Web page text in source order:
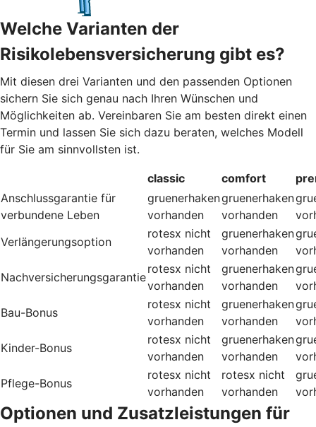
Welche Varianten der
Risikolebensversicherung gibt es?
Mit diesen drei Varianten und den passenden Optionen
sichern Sie sich genau nach Ihren Wünschen und
Möglichkeiten ab. Vereinbaren Sie am besten direkt einen
Termin und lassen Sie sich dazu beraten, welches Modell
für Sie am sinnvollsten ist.
classic comfort
Anschlussgarantie für
verbundene Leben
gruenerhaken
vorhanden
gruenerhaken
vorhanden
Verlängerungsoption
rotesx nicht
vorhanden
gruenerhaken
vorhanden
Nachversicherungsgarantie
rotesx nicht
vorhanden
gruenerhaken
vorhanden
Bau-Bonus
rotesx nicht
vorhanden
gruenerhaken
vorhanden
Kinder-Bonus
rotesx nicht
vorhanden
gruenerhaken
vorhanden
Pflege-Bonus
rotesx nicht
vorhanden
rotesx nicht
vorhanden
Optionen und Zusatzleistungen für